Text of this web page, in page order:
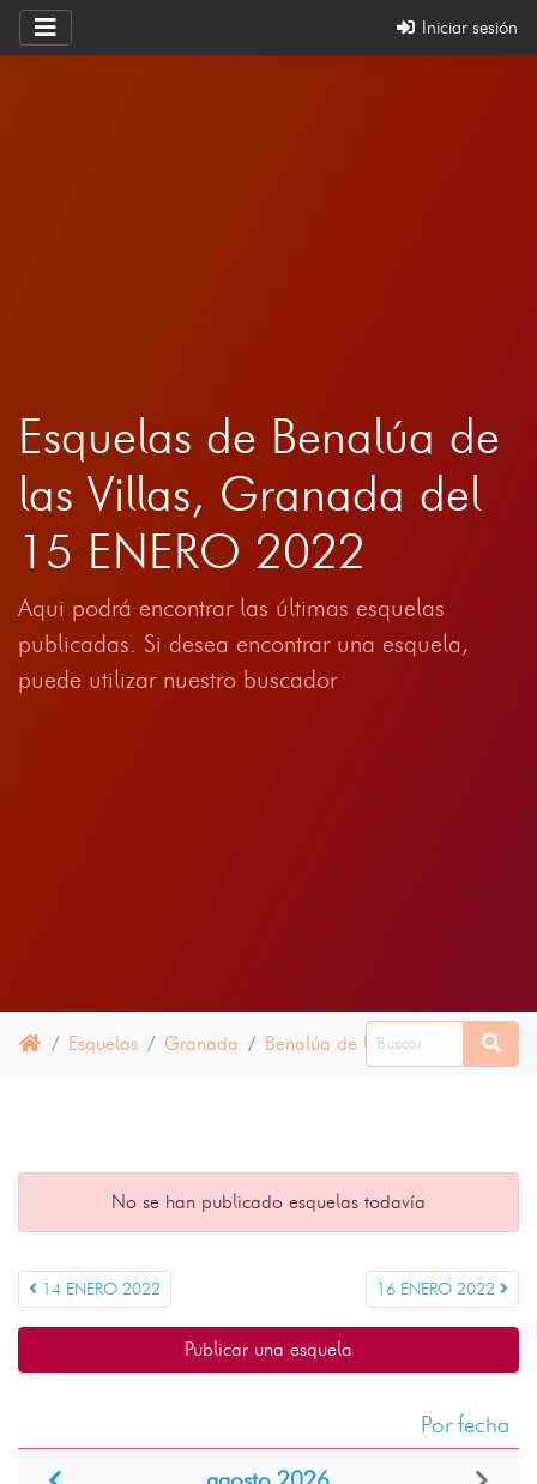
Iniciar sesión
Esquelas de Benalúa de
las Villas, Granada del
15 ENERO 2022
Aqui podrá encontrar las últimas esquelas
publicadas. Si desea encontrar una esquela,
puede utilizar nuestro buscador
Esquelas Granada Benalúa de las Villas 15
No se han publicado esquelas todavía
14 ENERO 2022 16 ENERO 2022
Publicar una esquela
Por fecha